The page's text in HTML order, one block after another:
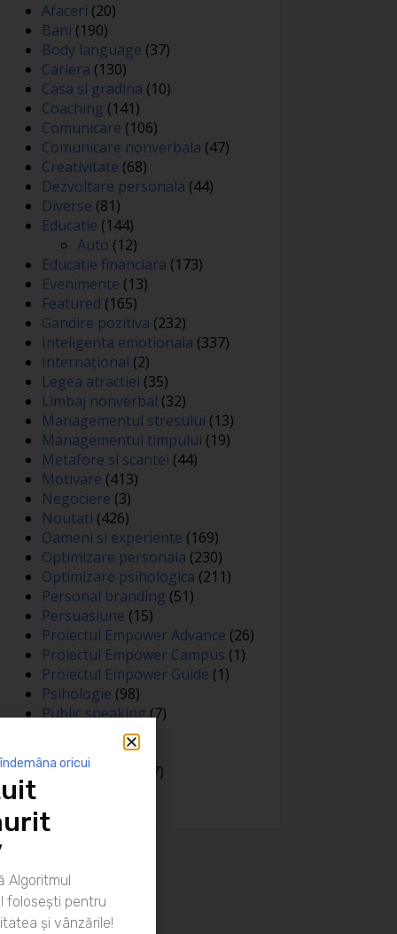
Afaceri (20)
Bani (190)
Body language (37)
Cariera (130)
Casa si gradina (10)
Coaching (141)
Comunicare (106)
Comunicare nonverbala (47)
Creativitate (68)
Dezvoltare personala (44)
Diverse (81)
Educatie (144)
Auto (12)
Educatie financiara (173)
Evenimente (13)
Featured (165)
Gandire pozitiva (232)
Inteligenta emotionala (337)
Internațional (2)
Legea atractiei (35)
Limbaj nonverbal (32)
Managementul stresului (13)
Managementul timpului (19)
Metafore si scantei (44)
Motivare (413)
Negociere (3)
Noutati (426)
Oameni si experiente (169)
Optimizare personala (230)
Optimizare psihologica (211)
Personal branding (51)
Persuasiune (15)
Proiectul Empower Advance (26)
Proiectul Empower Campus (1)
Proiectul Empower Guide (1)
Psihologie (98)
Public speaking(7)
(81)
Spiritualitate
(127)
oricui
Algoritmul
folosești pentru
și vânzările!